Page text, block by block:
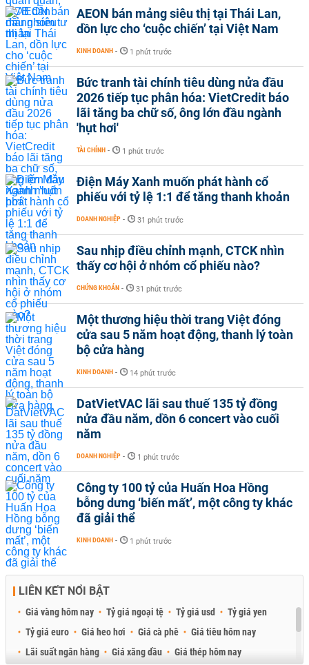
AEON bán mảng siêu thị tại Thái Lan,
dồn lực cho ‘cuộc chiến’ tại Việt Nam
KINH DOANH - 1 phút trước
Bức tranh tài chính tiêu dùng nửa đầu
2026 tiếp tục phân hóa: VietCredit báo
lãi tăng ba chữ số, ông lớn đầu ngành
'hụt hơi'
TÀI CHÍNH - 1 phút trước
Điện Máy Xanh muốn phát hành cổ
phiếu với tỷ lệ 1:1 để tăng thanh khoản
DOANH NGHIỆP - 31 phút trước
Sau nhịp điều chỉnh mạnh, CTCK nhìn
thấy cơ hội ở nhóm cổ phiếu nào?
CHỨNG KHOÁN - 31 phút trước
Một thương hiệu thời trang Việt đóng
cửa sau 5 năm hoạt động, thanh lý toàn
bộ cửa hàng
KINH DOANH - 14 phút trước
DatVietVAC lãi sau thuế 135 tỷ đồng
nửa đầu năm, dồn 6 concert vào cuối
năm
DOANH NGHIỆP - 1 phút trước
Công ty 100 tỷ của Huấn Hoa Hồng
bỗng dưng ‘biến mất’, một công ty khác
đã giải thể
KINH DOANH - 1 phút trước
LIÊN KẾT NỔI BẬT
Giá vàng hôm nay Tỷ giá ngoại tệ Tỷ giá usd
Tỷ giá yen
Tỷ giá euro
Giá heo hơi Giá cà phê
Giá tiêu hôm nay
Lãi suất ngân hàng
Giá xăng dầu Giá thép hôm nay